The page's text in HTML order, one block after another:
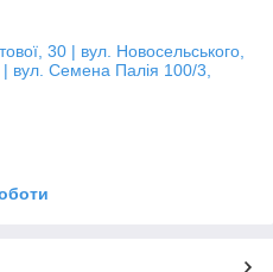
30 | вул. Новосельського,
вул. Семена Палія 100/3,